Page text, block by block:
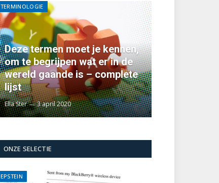
TERMINOLOGIE
Deze termen moet je kennen,
om te begrijpen wat er in de
wereld gaande is – complete
lijst
Ella Ster 3 april 2020
ONZE SELECTIE
EPSTEIN